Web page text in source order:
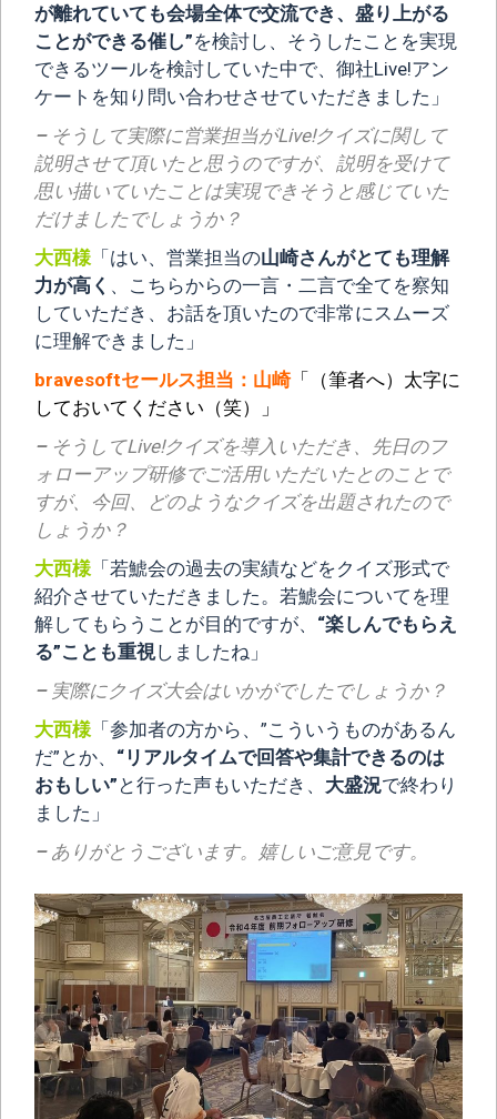
が離れていても会場全体で交流でき、盛り上がる
ことができる催し”を検討し、そうしたことを実現
できるツールを検討していた中で、御社Live!アン
ケートを知り問い合わせさせていただきました」
– そうして実際に営業担当がLive!クイズに関して
説明させて頂いたと思うのですが、説明を受けて
思い描いていたことは実現できそうと感じていた
だけましたでしょうか？
大西様 「はい、営業担当の山崎さんがとても理解
力が高く 、こちらからの一言・二言で全てを察知
していただき、お話を頂いたので非常にスムーズ
に理解できました」
bravesoftセールス担当：山崎「（筆者へ）太字に
しておいてください（笑）」
– そうしてLive!クイズを導入いただき、先日のフ
ォローアップ研修でご活用いただいたとのことで
すが、今回、どのようなクイズを出題されたので
しょうか？
大西様 「若鯱会の過去の実績などをクイズ形式で
紹介させていただきました。若鯱会についてを理
解してもらうことが目的ですが、 “楽しんでもらえ
る”ことも重視しましたね」
– 実際にクイズ大会はいかがでしたでしょうか？
大西様 「参加者の方から、”こういうものがあるん
だ”とか、 “リアルタイムで回答や集計できるのは
おもしい” と行った声もいただき、 大盛況で終わり
ました」
– ありがとうございます。嬉しいご意見です。